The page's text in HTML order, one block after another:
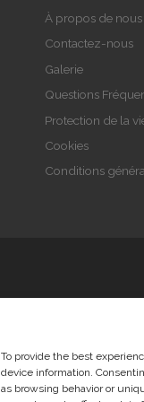
To provide the best
device information.
as browsing behavior or
À propos de nous
Contactez-nous
Galerie
Questions
Protection de la
Cookies
Conditions